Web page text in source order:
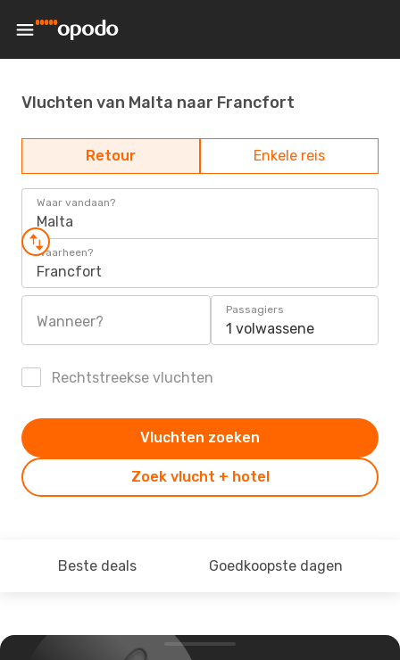
Vluchten van Malta naar Francfort
Retour Enkele reis
Waar vandaan?
Malta
Waarheen?
Francfort
Wanneer?
Passagiers
1 volwassene
Rechtstreekse vluchten
Zoek vlucht + hotel
Vluchten zoeken
Beste deals Goedkoopste dagen